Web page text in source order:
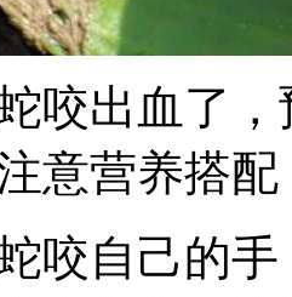
咬出血了
意营养搭
咬自己的